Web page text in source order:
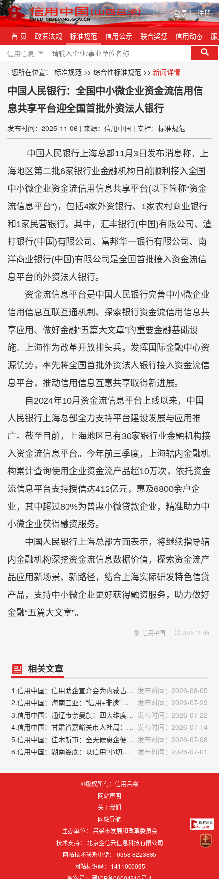
登录| 注册
首 页 政策法规 标准规范 信用公示 联合奖惩 信用动态
信用信息
您所在位置： 标准规范 >> 综合性标准规范 >> 新闻详情
中国人民银行：全国中小微企业资金流信用信
息共享平台迎全国首批外资法人银行
发布时间：2025-11-06 | 来源：信用中国 | 专栏：标准规范
中国人民银行上海总部11月3日发布消息称，上
海地区第二批6家银行业金融机构日前顺利接入全国
中小微企业资金流信用信息共享平台(以下简称“资金
流信息平台”)，包括4家外资银行、1家农村商业银行
和1家民营银行。其中，汇丰银行(中国)有限公司、渣
打银行(中国)有限公司、富邦华一银行有限公司、南
洋商业银行(中国)有限公司是全国首批接入资金流信
息平台的外资法人银行。
资金流信息平台是中国人民银行完善中小微企业
信用信息互联互通机制、探索银行资金流信用信息共
享应用、做好金融“五篇大文章”的重要金融基础设
施。上海作为改革开放排头兵，发挥国际金融中心资
源优势，率先将全国首批外资法人银行接入资金流信
息平台，推动信用信息互惠共享取得新进展。
自2024年10月资金流信息平台上线以来，中国
人民银行上海总部全力支持平台建设发展与应用推
广。截至目前，上海地区已有30家银行业金融机构接
入资金流信息平台。今年前三季度，上海辖内金融机
构累计查询使用企业资金流产品超10万次，依托资金
流信息平台支持授信达412亿元，惠及6800余户企
业，其中超过80%为普惠小微贷款企业，精准助力中
小微企业获得融资服务。
中国人民银行上海总部方面表示，将继续指导辖
内金融机构深挖资金流信息数据价值，探索资金流产
品应用新场景、新路径，结合上海实际研发特色信贷
产品，支持中小微企业更好获得融资服务，助力做好
金融“五篇大文章”。
信用中国 | 2025-11-06
相关文章
1.信用中国：信用助企宣介会为内蒙古民营企业赋能 发布时间：2026-08-05
2.信用中国：海南三亚：“信用+非遗”四大应用场景落地
发布时间：2026-07-29
3.信用中国：通辽市奈曼旗：四大维度精准发力 扎实推进人社信用体系建设 发布时间：2026-07-22
4.信用中国：甘肃省嘉峪关市人社局：扎实推进公共信用综合评价落地见效 发布时间：2026-07-14
5.信用中国：佳木斯市：全天候惠企便民不打烊“信用代证”自助服务实现市县两级全覆盖 发布时间：2026-07-08
6.信用中国：湖南娄底：以信用“小切口” 做实社会诚信“大文章”
发布时间：2026-07-01
©版权所有：信用吕梁
网站声明
关于我们
网站导航
主办单位： 吕梁市发展和改革委员会
技术支持： 北京企信云信息科技有限公司
网站技术联系电话： 0358-8223885
网站标识码：
1411000035